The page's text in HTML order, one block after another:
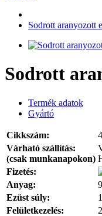
Sodrott aranyozott
Sodrott
Termék adatok
Gyártó
Cikkszám:
Várható szállítás:
(csak munkanapokon)
Fizetés:
Anyag:
Ezüst súly:
Felületkezelés: